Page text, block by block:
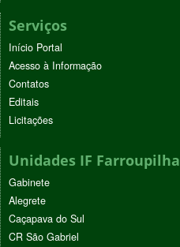
Serviços
Início Portal
Acesso à Informação
Contatos
Editais
Licitações
Unidades IF Farroupilha
Gabinete
Alegrete
Caçapava do Sul
CR São Gabriel